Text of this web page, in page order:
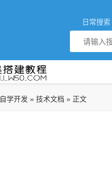
日常搜索
自学开发 » 技术文档 » 正文